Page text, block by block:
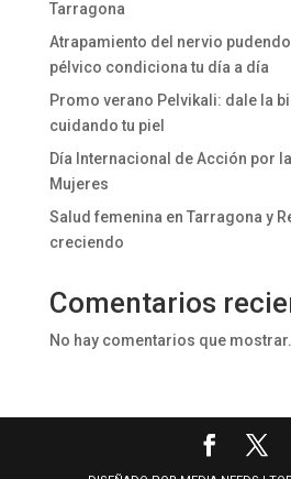
Tarragona
Atrapamiento del nervio
pélvico condiciona tu día a día
Promo verano Pelvikali: dale la
cuidando tu piel
Día Internacional de Acción por
Mujeres
Salud femenina en Tarragona y
creciendo
Comentarios
No hay comentarios que mostrar.